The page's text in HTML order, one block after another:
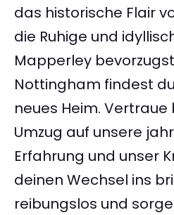
das historische Flair
die Ruhige und
Mapperley
Nottingham findest
neues Heim.
Umzug auf unsere
Erfahrung und unser
deinen Wechsel ins
reibungslos und